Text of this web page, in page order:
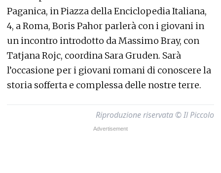
Paganica, in Piazza della Enciclopedia Italiana,
4, a Roma, Boris Pahor parlerà con i giovani in
un incontro introdotto da Massimo Bray, con
Tatjana Rojc, coordina Sara Gruden. Sarà
l’occasione per i giovani romani di conoscere la
storia sofferta e complessa delle nostre terre.
Riproduzione riservata © Il Piccolo